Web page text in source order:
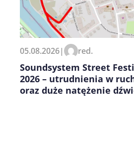
05.08.2026| red.
Soundsystem Street
2026 – utrudnienia w
oraz duże natężenie